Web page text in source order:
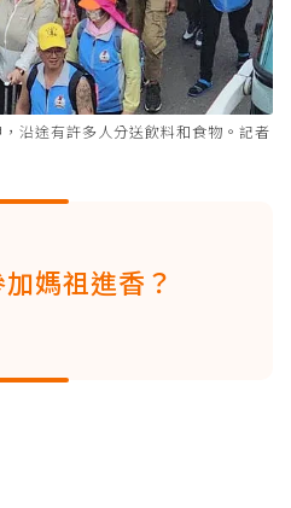
沿途有許多人分送飲料和食物。記者
媽祖進香？